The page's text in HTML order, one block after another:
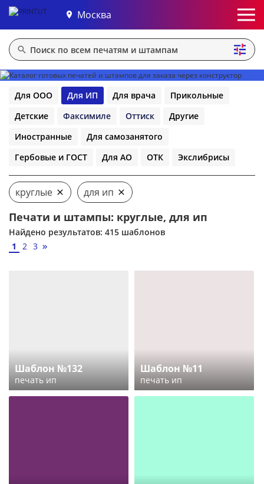
Москва
Для ООО Для ИП Для врача
Прикольные
Детские
Факсимиле Оттиск
Другие
Иностранные
Для самозанятого
Гербовые и ГОСТ
Для АО ОТК Экслибрисы
круглые для ип
Печати и штампы: круглые, для ип
Найдено результатов: 415 шаблонов
1
2 3
Шаблон №132
печать ип
Шаблон №11
печать ип